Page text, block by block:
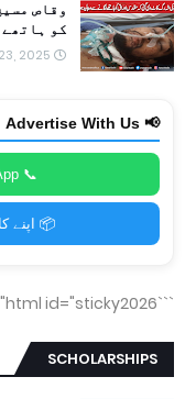
وقاص
کو
2025
📢 Advertise With Us
📞 WhatsApp پر رابطہ کریں
📦 اپنے
```html id="sticky2026"
SCHOLARSHIPS